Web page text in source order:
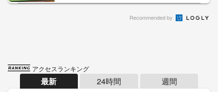
Recommended by
アクセスランキング
最新 24時間 週間